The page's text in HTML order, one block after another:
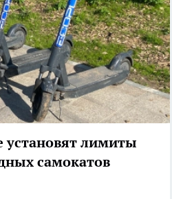
лимиты
самокатов